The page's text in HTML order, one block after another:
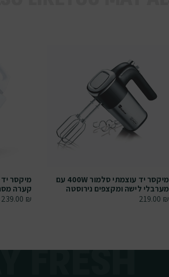
מיקסר יד עוצמתי סלמור 400W עם
מערבלי לישה ומקצפים נירוסטה
219.00 ₪
קערה
239.00 ₪